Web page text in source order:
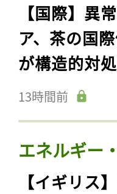
【国際】異
ア、茶の国
が構造的対
13時間前
エネルギー
【イギリス